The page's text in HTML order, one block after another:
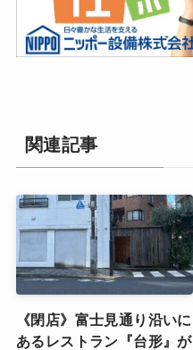
関連記事
《閉店》富士見通り沿いに
あるレストラン『台形』が